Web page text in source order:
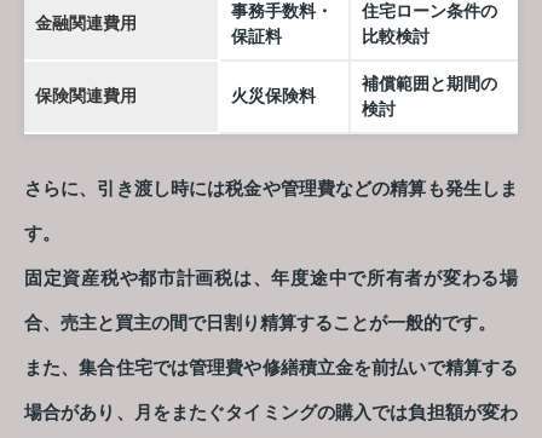
金融関連費用
事務手数料・
保証料
住宅ローン条件の
比較検討
保険関連費用 火災保険料
補償範囲と期間の
検討
さらに、引き渡し時には税金や管理費などの精算も発生しま
す。
固定資産税や都市計画税は、年度途中で所有者が変わる場
合、売主と買主の間で日割り精算することが一般的です。
また、集合住宅では管理費や修繕積立金を前払いで精算する
場合があり、月をまたぐタイミングの購入では負担額が変わ